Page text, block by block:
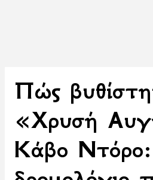
Πώς
«Χρυσή
Κάβο